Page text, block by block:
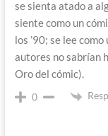
se sienta atado a
siente como un
los ’90; se lee
autores no sabrían
Oro del cómic).
0